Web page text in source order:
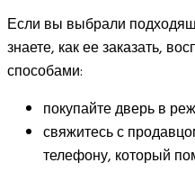
Если вы выбрали
знаете, как ее заказать,
способами:
покупайте дверь в
свяжитесь с
телефону, который